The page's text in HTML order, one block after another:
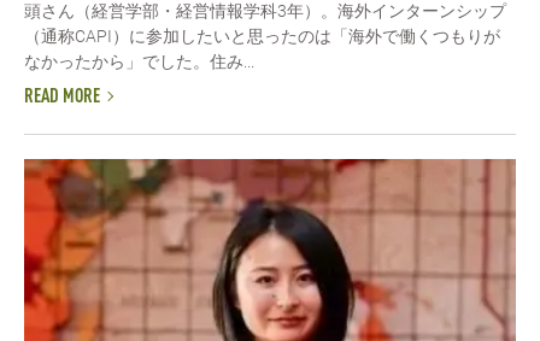
頭さん（経営学部・経営情報学科3年）。海外インターンシップ
（通称CAPI）に参加したいと思ったのは「海外で働くつもりが
なかったから」でした。住み...
READ MORE